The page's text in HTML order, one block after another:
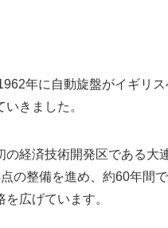
年に自動旋盤がイギリ
きました。
経済技術開発区である大
の整備を進め、約60年間
広げています。